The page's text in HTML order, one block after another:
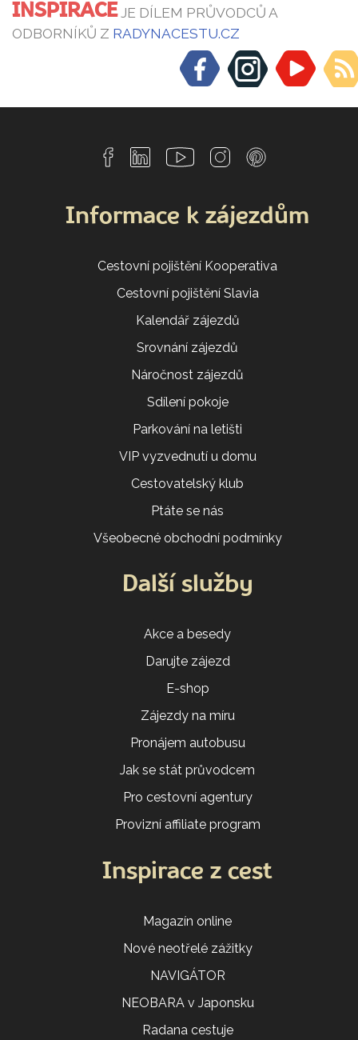
INSPIRACEJE DÍLEM PRŮVODCŮ A
ODBORNÍKŮ Z RADYNACESTU.CZ
Informace k zájezdům
Cestovní pojištění Kooperativa
Cestovní pojištění Slavia
Kalendář zájezdů
Srovnání zájezdů
Náročnost zájezdů
Sdílení pokoje
Parkování na letišti
VIP vyzvednutí u domu
Cestovatelský klub
Ptáte se nás
Všeobecné obchodní podmínky
Další služby
Akce a besedy
Darujte zájezd
E-shop
Zájezdy na míru
Pronájem autobusu
Jak se stát průvodcem
Pro cestovní agentury
Provizní affiliate program
Inspirace z cest
Magazín online
Nové neotřelé zážitky
NAVIGÁTOR
NEOBARA v Japonsku
Radana cestuje